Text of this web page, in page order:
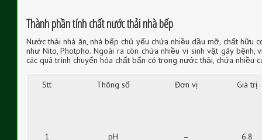
Thành phần tính chất nước thải nhà bếp
Nước thải nhà ăn, nhà bếp chủ yếu chứa nhiều dầu mỡ, chất hữu
như Nito, Photpho. Ngoài ra còn chứa nhiều vi sinh vật gây bệnh,
các quá trình chuyển hóa chất bẩn có trong nước thải, chứa nhiều
Stt Thông số Đơn vị Giá trị
1 pH – 6.8